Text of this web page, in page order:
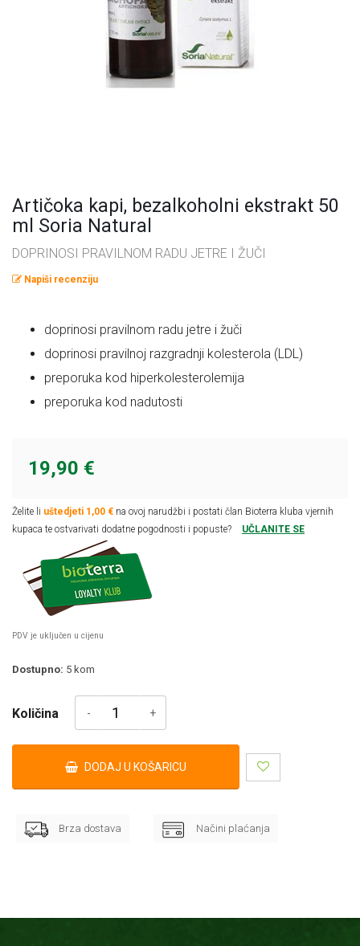
Artičoka kapi, bezalkoholni ekstrakt 50
ml Soria Natural
DOPRINOSI PRAVILNOM RADU JETRE I ŽUČI
Napiši recenziju
doprinosi pravilnom radu jetre i žuči
doprinosi pravilnoj razgradnji kolesterola (LDL)
preporuka kod hiperkolesterolemija
preporuka kod nadutosti
19,90 €
Želite li uštedjeti 1,00 € na ovoj narudžbi i postati član Bioterra kluba vjernih
kupaca te ostvarivati dodatne pogodnosti i popuste?
UČLANITE SE
PDV je uključen u cijenu
Dostupno: 5 kom
Količina
DODAJ U KOŠARICU
Brza dostava Načini plaćanja
Omega masne kiseline